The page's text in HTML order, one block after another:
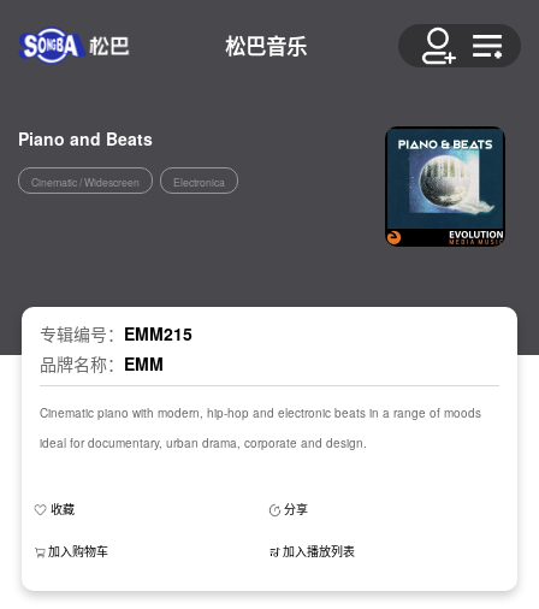
松巴音乐
Piano and Beats
Cinematic / Widescreen Electronica
专辑编号： EMM215
品牌名称： EMM
Cinematic piano with modern, hip-hop and electronic beats in a range of moods
ideal for documentary, urban drama, corporate and design.
收藏 分享
加入购物车 加入播放列表